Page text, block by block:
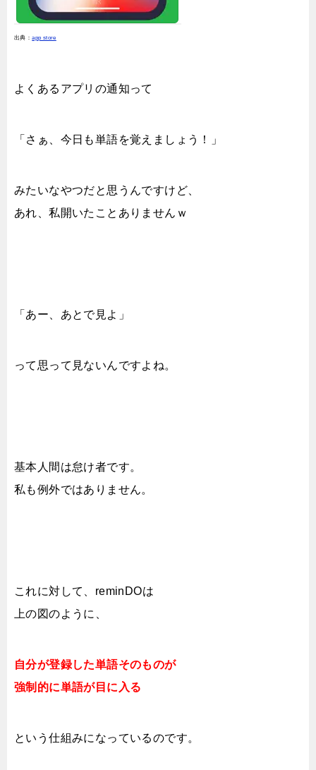
出典：app store
よくあるアプリの通知って
「さぁ、今日も単語を覚えましょう！」
みたいなやつだと思うんですけど、
あれ、私開いたことありませんｗ
「あー、あとで見よ」
って思って見ないんですよね。
基本人間は怠け者です。
私も例外ではありません。
これに対して、reminDOは
上の図のように、
自分が登録した単語そのものが
強制的に単語が目に入る
という仕組みになっているのです。